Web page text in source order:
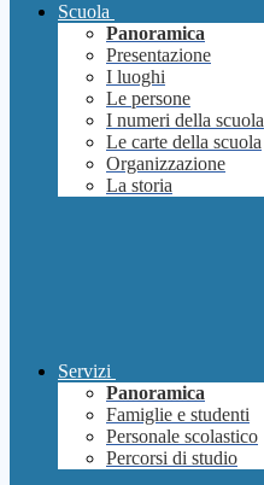
Scuola
Panoramica
Presentazione
I luoghi
Le persone
I numeri della scuola
Le carte della scuola
Organizzazione
La storia
Servizi
Panoramica
Famiglie e studenti
Personale scolastico
Percorsi di studio